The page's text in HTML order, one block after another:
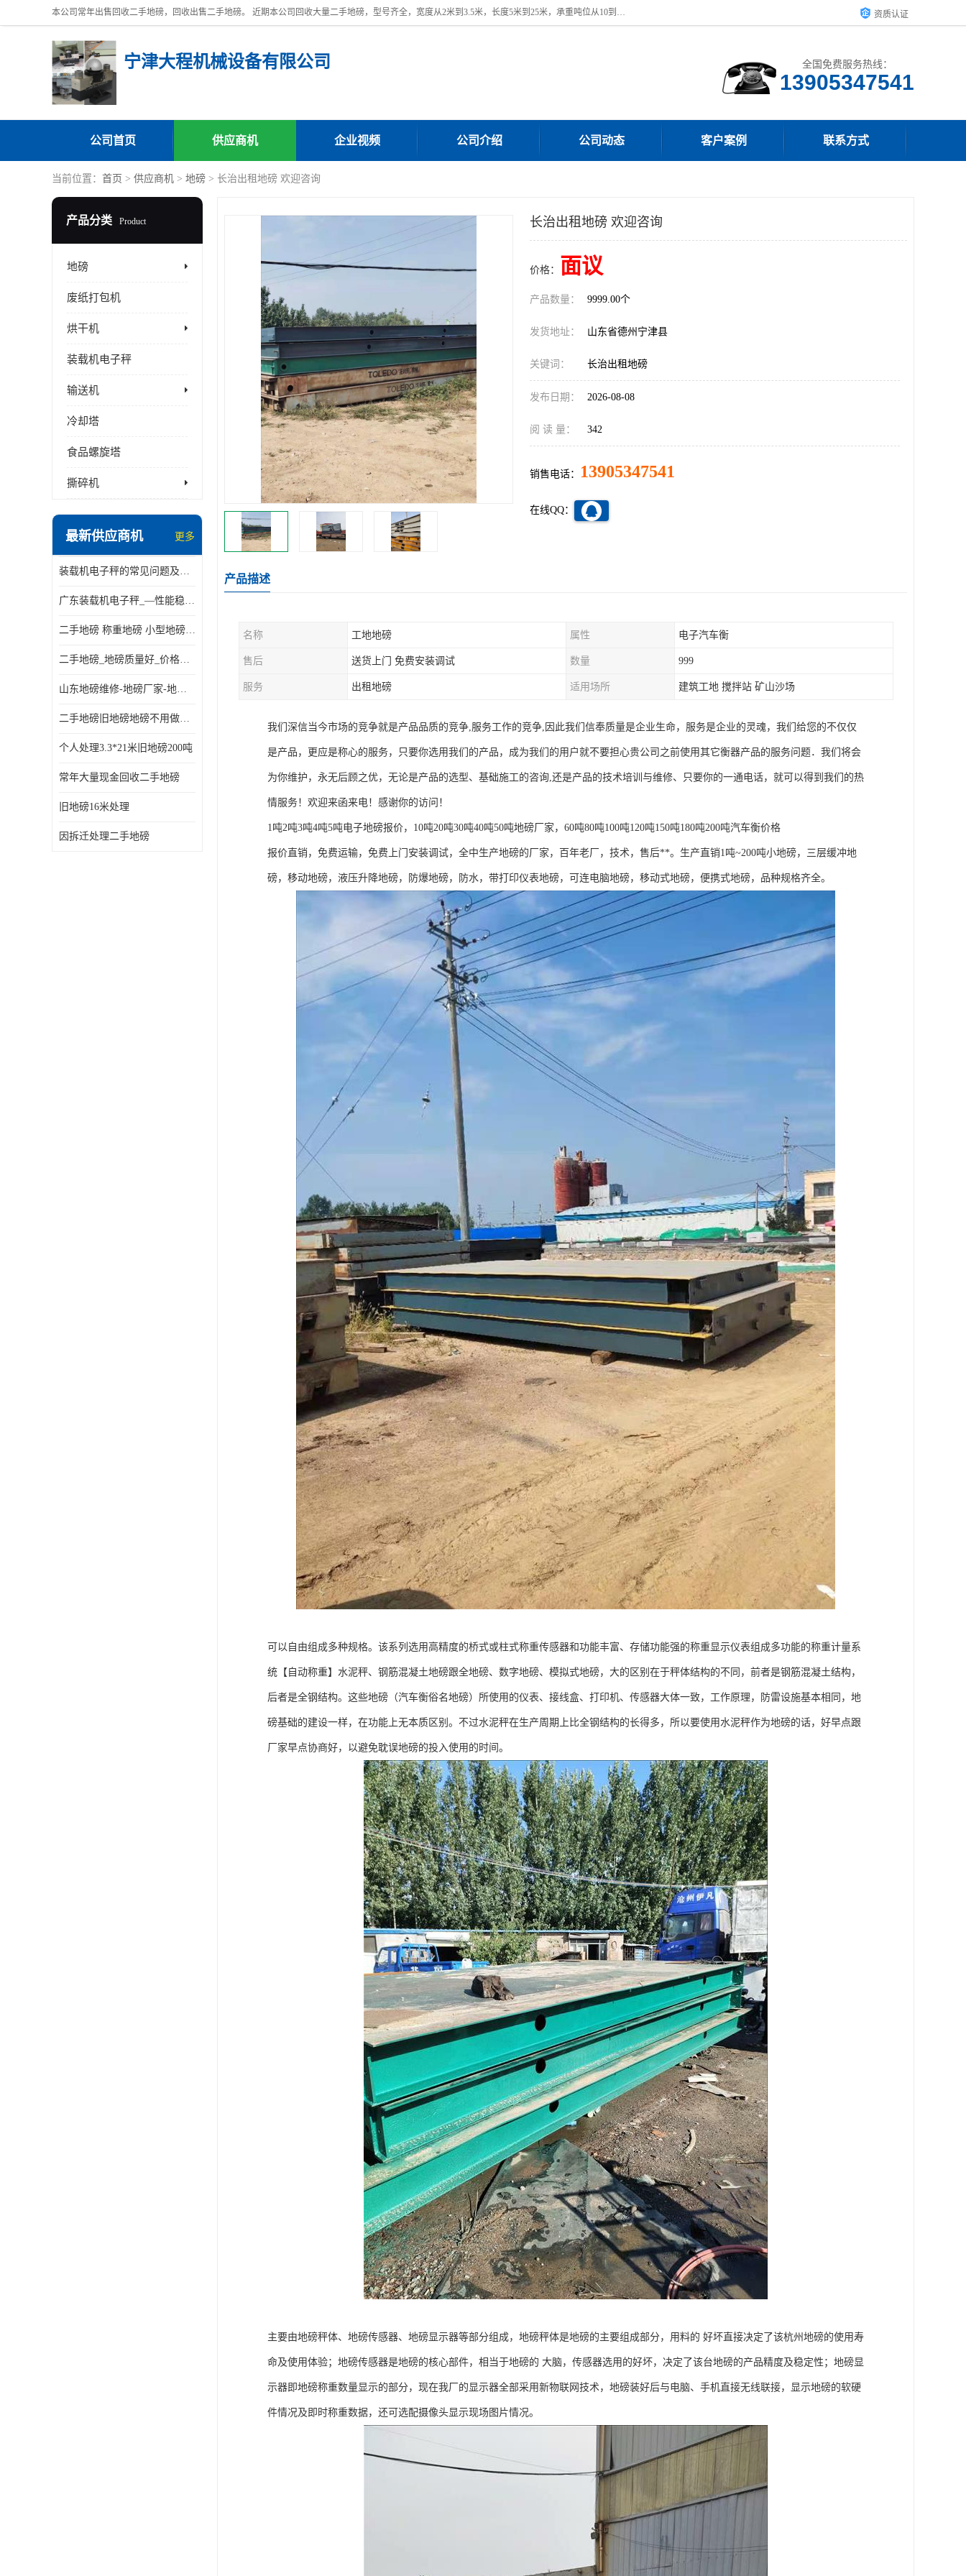
本公司常年出售回收二手地磅，回收出售二手地磅。 近期本公司回收大量二手地磅，型号齐全，宽度从2米到3.5米，长度5米到25米，承重吨位从10到200吨，成色7—9成新。 ? 使用年限6个月至2年，产品来源于个人闲置品，工矿企业停用品，因小换大而来。 精准度和新的一样， 二手地磅是内行人的选择，打个电话就省钱朋友您好等什么 资质认证
宁津大程机械设备有限公司 全国免费服务热线：
13905347541
公司首页 供应商机 企业视频 公司介绍 公司动态 客户案例 联系方式
当前位置： 首页 > 供应商机 > 地磅 > 长治出租地磅 欢迎咨询
产品分类 Product
地磅
废纸打包机
烘干机
装载机电子秤
输送机
冷却塔
食品螺旋塔
撕碎机
最新供应商机 更多
装载机电子秤的常见问题及解决方法介绍
广东装载机电子秤_—性能稳定—操作简单—品质可靠
二手地磅 称重地磅 小型地磅 一百吨地磅
二手地磅_地磅质量好_价格便宜这里找【地磅行家】
山东地磅维修-地磅厂家-地磅价格-二手地磅
二手地磅旧地磅地磅不用做地基
个人处理3.3*21米旧地磅200吨
常年大量现金回收二手地磅
旧地磅16米处理
因拆迁处理二手地磅
长治出租地磅 欢迎咨询
价格： 面议
产品数量： 9999.00个
发货地址： 山东省德州宁津县
关键词： 长治出租地磅
发布日期： 2026-08-08
阅 读 量： 342
销售电话： 13905347541
在线QQ：
产品描述
名称 工地地磅 属性 电子汽车衡
售后 送货上门 免费安装调试 数量 999
服务 出租地磅 适用场所 建筑工地 搅拌站 矿山沙场
我们深信当今市场的竞争就是产品品质的竞争,服务工作的竞争,因此我们信奉质量是企业生命，服务是企业的灵魂，我们给您的不仅仅
是产品，更应是称心的服务，只要你选用我们的产品，成为我们的用户就不要担心贵公司之前使用其它衡器产品的服务问题．我们将会
为你维护，永无后顾之优，无论是产品的选型、基础施工的咨询,还是产品的技术培训与维修、只要你的一通电话，就可以得到我们的热
情服务！欢迎来函来电！感谢你的访问！
1吨2吨3吨4吨5吨电子地磅报价，10吨20吨30吨40吨50吨地磅厂家，60吨80吨100吨120吨150吨180吨200吨汽车衡价格
报价直销，免费运输，免费上门安装调试，全中生产地磅的厂家，百年老厂，技术，售后**。生产直销1吨~200吨小地磅，三层缓冲地
磅，移动地磅，液压升降地磅，防爆地磅，防水，带打印仪表地磅，可连电脑地磅，移动式地磅，便携式地磅，品种规格齐全。
可以自由组成多种规格。该系列选用高精度的桥式或柱式称重传感器和功能丰富、存储功能强的称重显示仪表组成多功能的称重计量系
统【自动称重】水泥秤、钢筋混凝土地磅跟全地磅、数字地磅、模拟式地磅，大的区别在于秤体结构的不同，前者是钢筋混凝土结构，
后者是全钢结构。这些地磅（汽车衡俗名地磅）所使用的仪表、接线盒、打印机、传感器大体一致，工作原理，防雷设施基本相同，地
磅基础的建设一样，在功能上无本质区别。不过水泥秤在生产周期上比全钢结构的长得多，所以要使用水泥秤作为地磅的话，好早点跟
厂家早点协商好，以避免耽误地磅的投入使用的时间。
主要由地磅秤体、地磅传感器、地磅显示器等部分组成，地磅秤体是地磅的主要组成部分，用料的 好坏直接决定了该杭州地磅的使用寿
命及使用体验；地磅传感器是地磅的核心部件，相当于地磅的 大脑，传感器选用的好坏，决定了该台地磅的产品精度及稳定性；地磅显
示器即地磅称重数量显示的部分，现在我厂的显示器全部采用新物联网技术，地磅装好后与电脑、手机直接无线联接，显示地磅的软硬
件情况及即时称重数据，还可选配摄像头显示现场图片情况。